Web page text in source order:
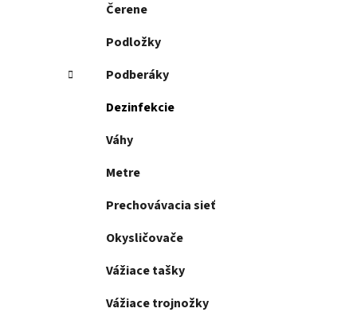
Čerene
Podložky
Podberáky
Dezinfekcie
Váhy
Metre
Prechovávacia sieť
Okysličovače
Vážiace tašky
Vážiace trojnožky